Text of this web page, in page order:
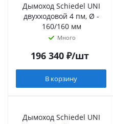
Дымоход Schiedel UNI
двухходовой 4 пм, Ø -
160/160 мм
Много
196 340₽/шт
В корзину
Дымоход Schiedel UNI